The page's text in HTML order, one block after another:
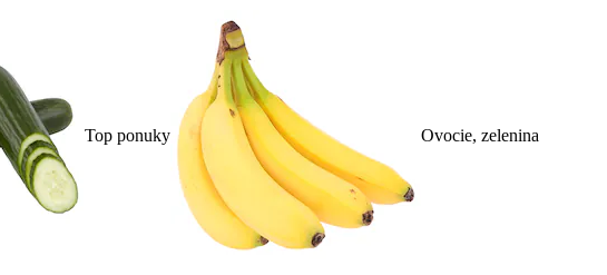
Top ponuky Ovocie, zelenina